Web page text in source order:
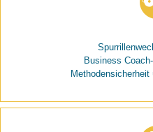
Business